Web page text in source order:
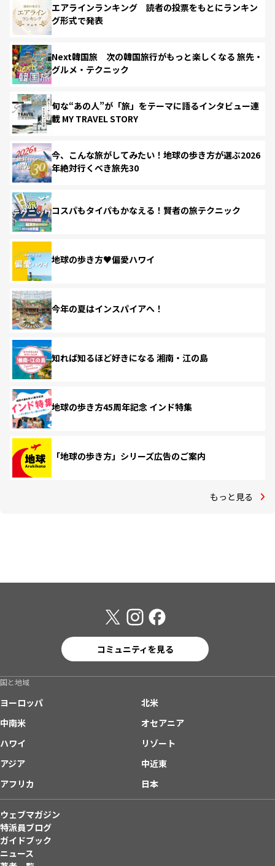
エアラインランキング 読者の投票をもとにランキン
グ形式で発表
Next韓国旅 次の韓国旅行がもっと楽しくなる 旅先・
グルメ・テクニック
旬な“あの人”が「旅」をテーマに語るインタビュー連
載 MY TRAVEL STORY
今、こんな旅がしてみたい！地球の歩き方が選ぶ2026
年絶対行くべき旅先30
コスパもタイパもかなえる！賢者の旅テクニック
地球の歩き方♥偏愛ハワイ
今年の夏はインスパイアへ！
知れば知るほど好きになる 湘南・江の島
地球の歩き方45周年記念 インド特集
「地球の歩き方」シリーズ広告のご案内
もっと見る
コミュニティを見る
国と地域
ヨーロッパ
北米
中南米
オセアニア
ハワイ
リゾート
アジア
中近東
アフリカ
日本
ウェブマガジン
特派員ブログ
ガイドブック
ニュース